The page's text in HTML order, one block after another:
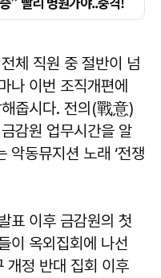
체 직원 중 절반이 넘
나 이번 조직개편에
줍시다. 전의(戰意)
감원 업무시간을 알
악동뮤지션 노래 ‘전쟁
표 이후 금감원의 첫
이 옥외집회에 나선
정 반대 집회 이후